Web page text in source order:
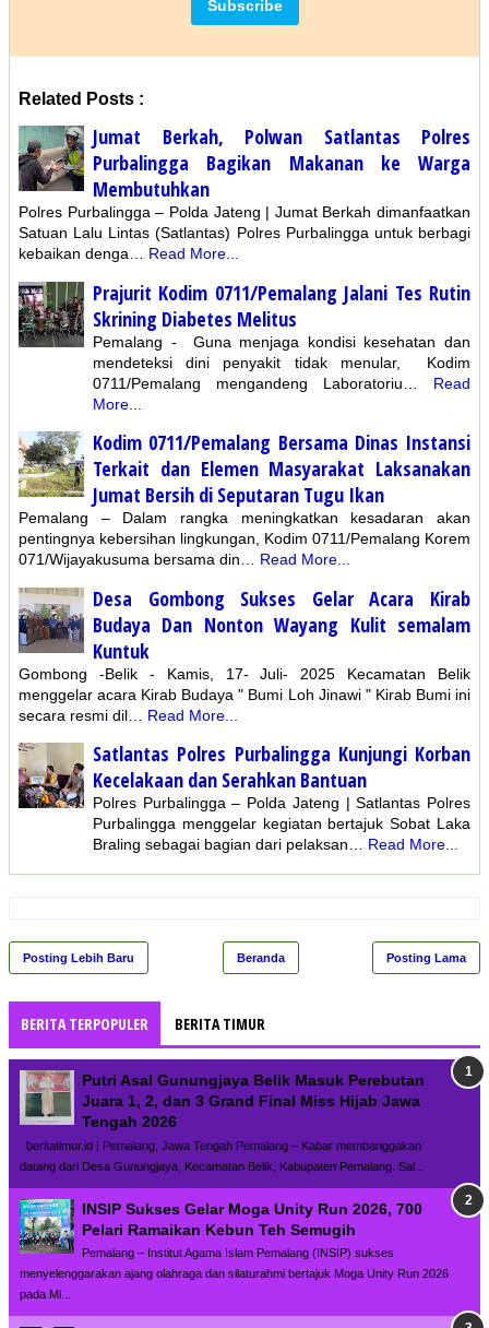
Related Posts :
Jumat Berkah, Polwan Satlantas Polres
Purbalingga Bagikan Makanan ke Warga
Membutuhkan
Polres Purbalingga – Polda Jateng | Jumat Berkah dimanfaatkan
Satuan Lalu Lintas (Satlantas) Polres Purbalingga untuk berbagi
kebaikan denga… Read More...
Prajurit Kodim 0711/Pemalang Jalani Tes Rutin
Skrining Diabetes Melitus
Pemalang - Guna menjaga kondisi kesehatan dan
mendeteksi dini penyakit tidak menular, Kodim
0711/Pemalang mengandeng Laboratoriu…
Read
More...
Kodim 0711/Pemalang Bersama Dinas Instansi
Terkait dan Elemen Masyarakat Laksanakan
Jumat Bersih di Seputaran Tugu Ikan
Pemalang – Dalam rangka meningkatkan kesadaran akan
pentingnya kebersihan lingkungan, Kodim 0711/Pemalang Korem
071/Wijayakusuma bersama din… Read More...
Desa Gombong Sukses Gelar Acara Kirab
Budaya Dan Nonton Wayang Kulit semalam
Kuntuk
Gombong -Belik - Kamis, 17- Juli- 2025 Kecamatan Belik
menggelar acara Kirab Budaya " Bumi Loh Jinawi " Kirab Bumi ini
secara resmi dil…
Read More...
Satlantas Polres Purbalingga Kunjungi Korban
Kecelakaan dan Serahkan Bantuan
Polres Purbalingga – Polda Jateng | Satlantas Polres
Purbalingga menggelar kegiatan bertajuk Sobat Laka
Braling sebagai bagian dari pelaksan… Read More...
Posting Lebih Baru Posting Lama
Beranda
BERITA TERPOPULER BERITA TIMUR
Putri Asal Gunungjaya Belik Masuk Perebutan
Juara 1, 2, dan 3 Grand Final Miss Hijab Jawa
Tengah 2026
beritatimur.id | Pemalang, Jawa Tengah Pemalang – Kabar membanggakan
datang dari Desa Gunungjaya, Kecamatan Belik, Kabupaten Pemalang. Sal...
INSIP Sukses Gelar Moga Unity Run 2026, 700
Pelari Ramaikan Kebun Teh Semugih
Pemalang – Institut Agama Islam Pemalang (INSIP) sukses
menyelenggarakan ajang olahraga dan silaturahmi bertajuk Moga Unity Run 2026
pada Mi...